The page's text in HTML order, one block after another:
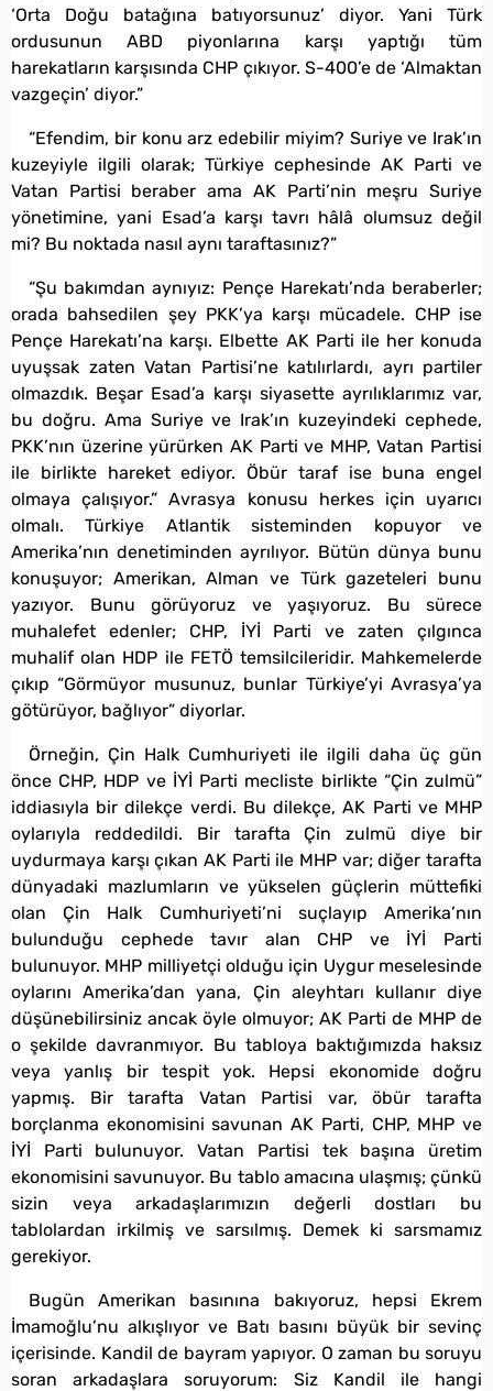
‘Orta Doğu batağına batıyorsunuz’ diyor. Yani Türk
ordusunun ABD piyonlarına karşı yaptığı tüm
harekatların karşısında CHP çıkıyor. S-400’e de ‘Almaktan
vazgeçin’ diyor.”
“Efendim, bir konu arz edebilir miyim? Suriye ve Irak’ın
kuzeyiyle ilgili olarak; Türkiye cephesinde AK Parti ve
Vatan Partisi beraber ama AK Parti’nin meşru Suriye
yönetimine, yani Esad’a karşı tavrı hâlâ olumsuz değil
mi? Bu noktada nasıl aynı taraftasınız?”
“Şu bakımdan aynıyız: Pençe Harekatı’nda beraberler;
orada bahsedilen şey PKK’ya karşı mücadele. CHP ise
Pençe Harekatı’na karşı. Elbette AK Parti ile her konuda
uyuşsak zaten Vatan Partisi’ne katılırlardı, ayrı partiler
olmazdık. Beşar Esad’a karşı siyasette ayrılıklarımız var,
bu doğru. Ama Suriye ve Irak’ın kuzeyindeki cephede,
PKK’nın üzerine yürürken AK Parti ve MHP, Vatan Partisi
ile birlikte hareket ediyor. Öbür taraf ise buna engel
olmaya çalışıyor.” Avrasya konusu herkes için uyarıcı
olmalı. Türkiye Atlantik sisteminden kopuyor ve
Amerika’nın denetiminden ayrılıyor. Bütün dünya bunu
konuşuyor; Amerikan, Alman ve Türk gazeteleri bunu
yazıyor. Bunu görüyoruz ve yaşıyoruz. Bu sürece
muhalefet edenler; CHP, İYİ Parti ve zaten çılgınca
muhalif olan HDP ile FETÖ temsilcileridir. Mahkemelerde
çıkıp “Görmüyor musunuz, bunlar Türkiye’yi Avrasya’ya
götürüyor, bağlıyor” diyorlar.
Örneğin, Çin Halk Cumhuriyeti ile ilgili daha üç gün
önce CHP, HDP ve İYİ Parti mecliste birlikte “Çin zulmü”
iddiasıyla bir dilekçe verdi. Bu dilekçe, AK Parti ve MHP
oylarıyla reddedildi. Bir tarafta Çin zulmü diye bir
uydurmaya karşı çıkan AK Parti ile MHP var; diğer tarafta
dünyadaki mazlumların ve yükselen güçlerin müttefiki
olan Çin Halk Cumhuriyeti’ni suçlayıp Amerika’nın
bulunduğu cephede tavır alan CHP ve İYİ Parti
bulunuyor. MHP milliyetçi olduğu için Uygur meselesinde
oylarını Amerika’dan yana, Çin aleyhtarı kullanır diye
düşünebilirsiniz ancak öyle olmuyor; AK Parti de MHP de
o şekilde davranmıyor. Bu tabloya baktığımızda haksız
veya yanlış bir tespit yok. Hepsi ekonomide doğru
yapmış. Bir tarafta Vatan Partisi var, öbür tarafta
borçlanma ekonomisini savunan AK Parti, CHP, MHP ve
İYİ Parti bulunuyor. Vatan Partisi tek başına üretim
ekonomisini savunuyor. Bu tablo amacına ulaşmış; çünkü
sizin veya arkadaşlarımızın değerli dostları bu
tablolardan irkilmiş ve sarsılmış. Demek ki sarsmamız
gerekiyor.
Bugün Amerikan basınına bakıyoruz, hepsi Ekrem
İmamoğlu’nu alkışlıyor ve Batı basını büyük bir sevinç
içerisinde. Kandil de bayram yapıyor. O zaman bu soruyu
soran arkadaşlara soruyorum: Siz Kandil ile hangi